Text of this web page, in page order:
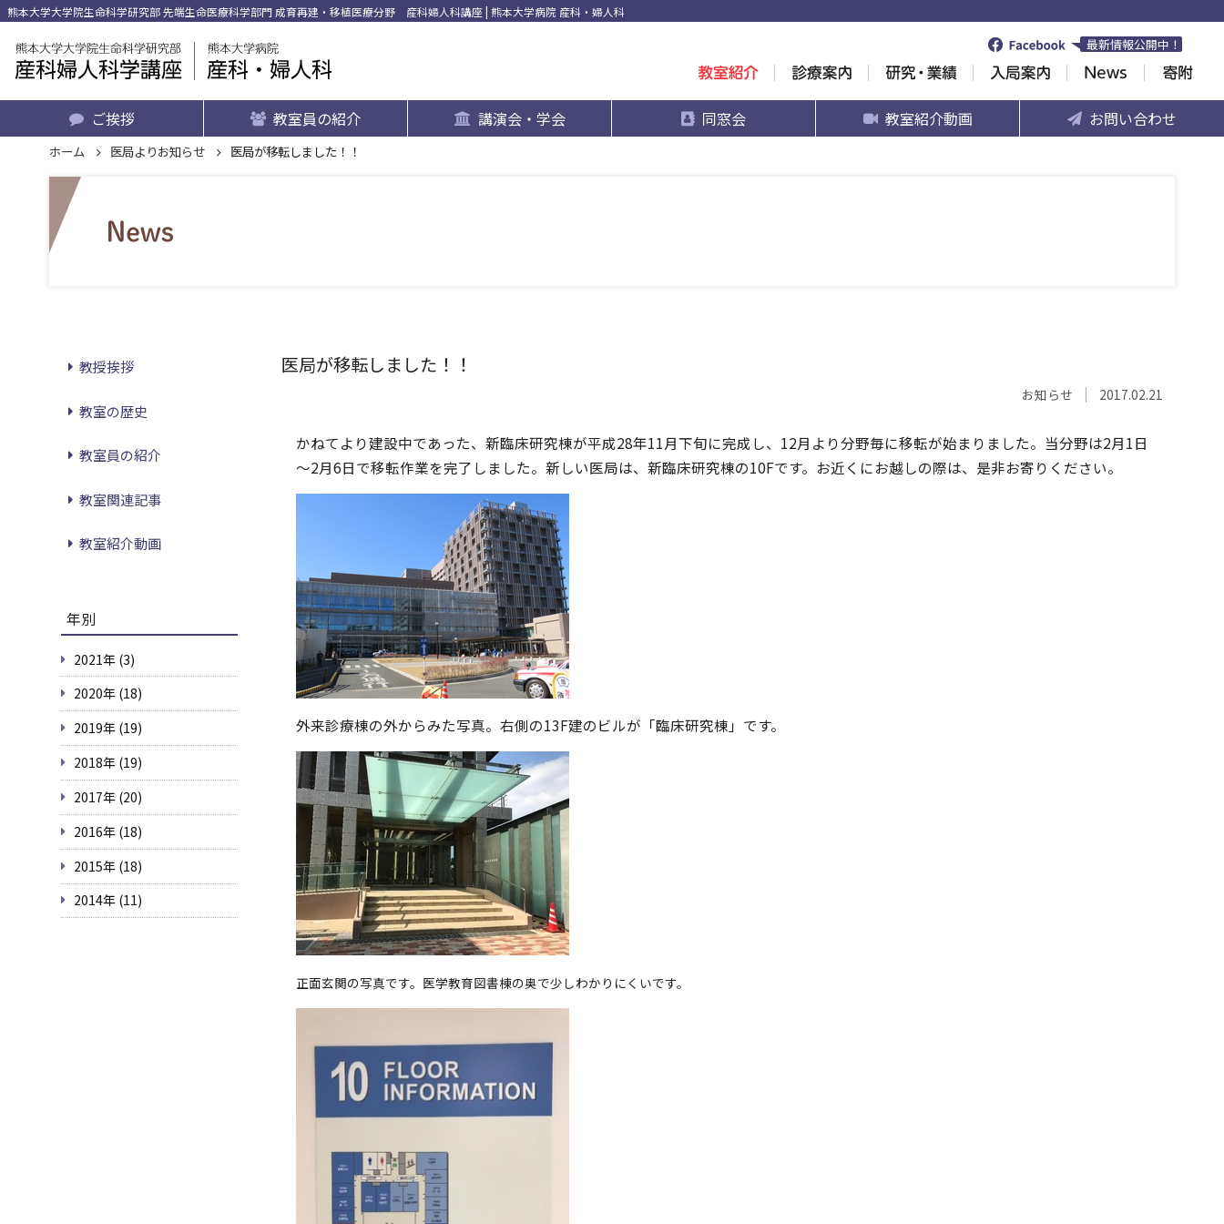
熊本大学大学院生命科学研究部 先端生命医療科学部門 成育再建・移植医療分野 産科婦人科講座 | 熊本大学病院 産科・婦人科
最新情報公開中！
ご挨拶 教室員の紹介 講演会・学会 同窓会 教室紹介動画 お問い合わせ
ホーム 医局よりお知らせ 医局が移転しました！！
医局が移転しました！！
お知らせ 2017.02.21
かねてより建設中であった、新臨床研究棟が平成28年11月下旬に完成し、12月より分野毎に移転が始まりました。当分野は2月1日
～2月6日で移転作業を完了しました。新しい医局は、新臨床研究棟の10Fです。お近くにお越しの際は、是非お寄りください。
外来診療棟の外からみた写真。 右側の13F建のビルが「臨床研究棟」です。
正面玄関の写真です。医学教育図書棟の奥で少しわかりにくいです。
教授挨拶
教室の歴史
教室員の紹介
教室関連記事
教室紹介動画
年別
2021年 (3)
2020年 (18)
2019年 (19)
2018年 (19)
2017年 (20)
2016年 (18)
2015年 (18)
2014年 (11)